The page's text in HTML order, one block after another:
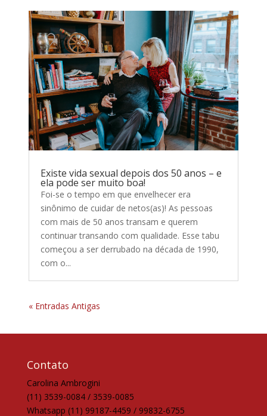
Existe vida sexual depois dos 50 anos – e
ela pode ser muito boa!
Foi-se o tempo em que envelhecer era
sinônimo de cuidar de netos(as)! As pessoas
com mais de 50 anos transam e querem
continuar transando com qualidade. Esse tabu
começou a ser derrubado na década de 1990,
com o...
« Entradas Antigas
Contato
Carolina Ambrogini
(11) 3539-0084 / 3539-0085
Whatsapp (11) 99187-4459 / 99832-6755